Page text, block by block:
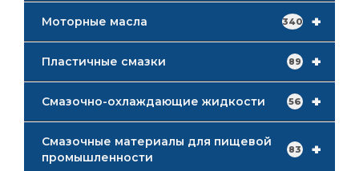
+
Моторные масла 340
+
Пластичные смазки 89
+
Смазочно-охлаждающие жидкости 56
+
Смазочные материалы для пищевой
промышленности
83